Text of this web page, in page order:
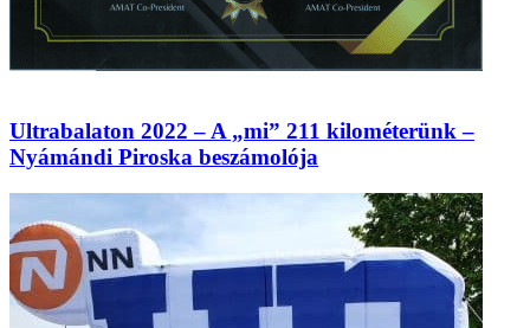
Ultrabalaton 2022 – A „mi” 211 kilométerünk –
Nyámándi Piroska beszámolója